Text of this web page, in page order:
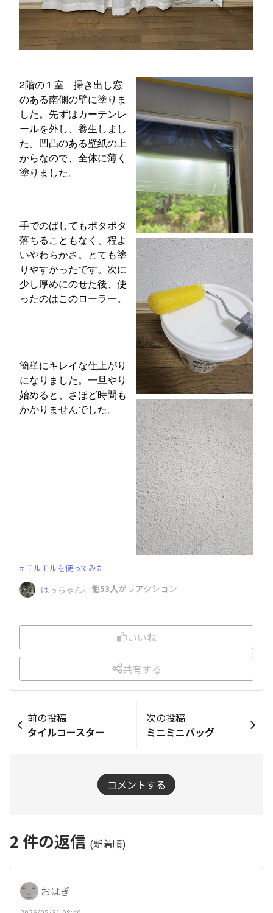
2階の１室 掃き出し窓
のある南側の壁に塗りま
した。先ずはカーテンレ
ールを外し、養生しまし
た。凹凸のある壁紙の上
からなので、全体に薄く
塗りました。
手でのばしてもポタポタ
落ちることもなく、程よ
いやわらかさ。とても塗
りやすかったです。次に
少し厚めにのせた後、使
ったのはこのローラー。
簡単にキレイな仕上がり
になりました。一旦やり
始めると、さほど時間も
かかりませんでした。
モルモルを使ってみた
はっちゃん、 他53人がリアクション
いいね
共有する
前の投稿
タイルコースター
次の投稿
ミニミニバッグ
コメントする
2 件の返信 (新着順)
おはぎ